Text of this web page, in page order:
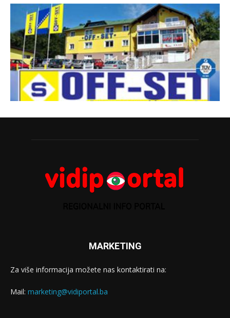
MARKETING
Za više informacija možete nas kontaktirati na:
Mail: marketing@vidiportal.ba